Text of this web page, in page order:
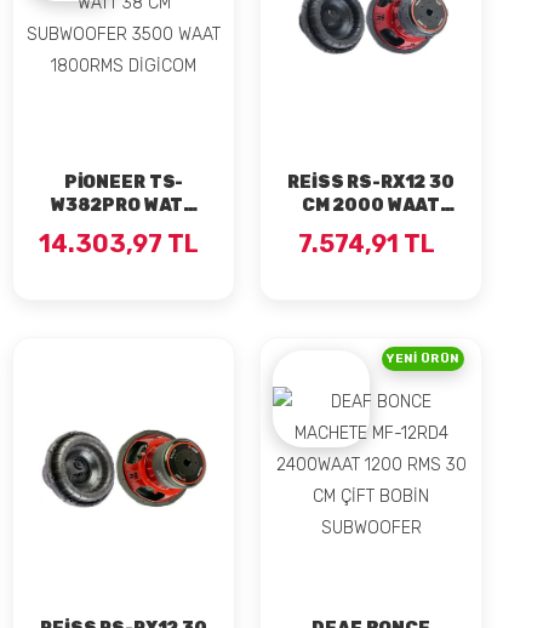
PİONEER TS-
W382PRO WATT
SUBWOOFER 3500
14.303,97 TL
REİSS RS-RX12 30
CM 2000 WAAT
SUBWOOFER
7.574,91 TL
YENI ÜRÜN